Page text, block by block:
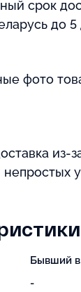
срок
до 5
фото
из-
Бывший в
-